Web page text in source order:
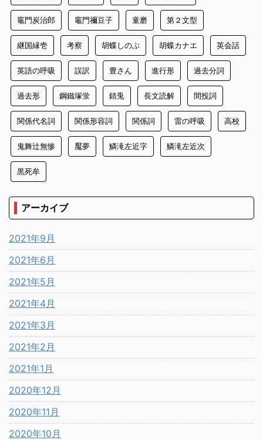
竈門炭治郎 竈門禰豆子 童磨 第２文型
継国縁壱 考察 胡蝶しのぶ 胡蝶カナエ 英会話
英語の呼吸 誤訳 豊さん 進行形 過去分詞
過去形 鋼鐵塚蛍 錆兎 長文読解 間投詞
関係代名詞 関係形容詞 関係詞 雷の呼吸 高校
鬼舞辻無惨 魘夢 鱗滝左近字 鱗滝左近次
黒死牟
アーカイブ
2021年9月
2021年6月
2021年5月
2021年4月
2021年3月
2021年2月
2021年1月
2020年12月
2020年11月
2020年10月